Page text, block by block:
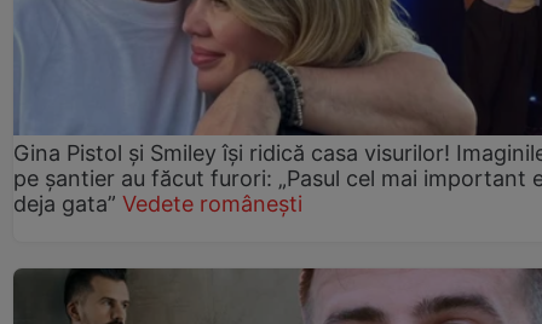
Gina Pistol și Smiley își ridică casa visurilor!
pe șantier au făcut furori: „Pasul cel mai important
deja gata” Vedete românești